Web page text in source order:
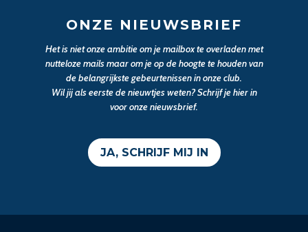
ONZE NIEUWSBRIEF
Het is niet onze ambitie om je mailbox te overladen met
nutteloze mails maar om je op de hoogte te houden van
de belangrijkste gebeurtenissen in onze club.
Wil jij als eerste de nieuwtjes weten? Schrijf je hier in
voor onze nieuwsbrief.
JA, SCHRIJF MIJ IN